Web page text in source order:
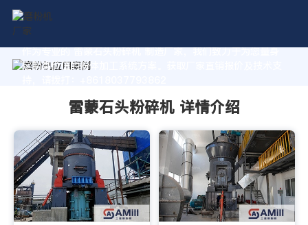
作为专业的 雷蒙石头粉碎机 制造厂家，我们致力于为您量身
定制高价值的粉体加工系统方案。获取厂家直销报价及技术支
雷蒙石头粉碎机 详情介绍